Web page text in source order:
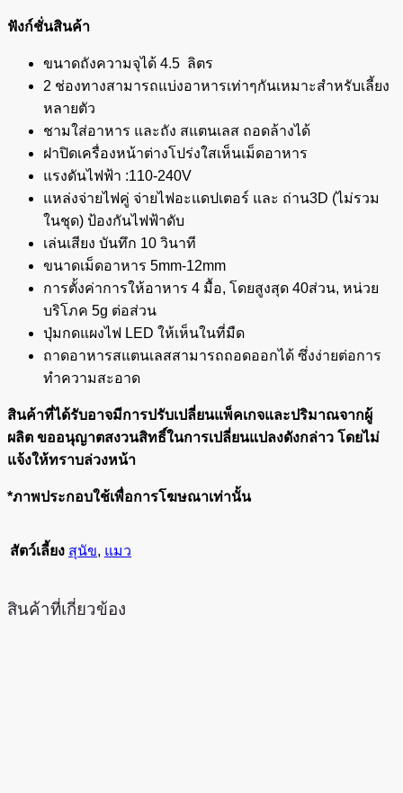
ฟังก์ชั่นสินค้า
ขนาดถังความจุได้ 4.5 ลิตร
2 ช่องทางสามารถแบ่งอาหารเท่าๆกันเหมาะสำหรับเลี้ยง
หลายตัว
ชามใส่อาหาร และถัง สแตนเลส ถอดล้างได้
ฝาปิดเครื่องหน้าต่างโปร่งใสเห็นเม็ดอาหาร
แรงดันไฟฟ้า :110-240V
แหล่งจ่ายไฟคู่ จ่ายไฟอะแดปเตอร์ และ ถ่าน3D (ไม่รวม
ในชุด) ป้องกันไฟฟ้าดับ
เล่นเสียง บันทึก 10 วินาที
ขนาดเม็ดอาหาร 5mm-12mm
การตั้งค่าการให้อาหาร 4 มื้อ, โดยสูงสุด 40ส่วน, หน่วย
บริโภค 5g ต่อส่วน
ปุ่มกดแผงไฟ LED ให้เห็นในที่มืด
ถาดอาหารสแตนเลสสามารถถอดออกได้ ซึ่งง่ายต่อการ
ทำความสะอาด
สินค้าที่ได้รับอาจมีการปรับเปลี่ยนแพ็คเกจและปริมาณจากผู้
ผลิต ขออนุญาตสงวนสิทธิ์ในการเปลี่ยนแปลงดังกล่าว โดยไม่
แจ้งให้ทราบล่วงหน้า
*ภาพประกอบใช้เพื่อการโฆษณาเท่านั้น
สัตว์เลี้ยง สุนัข, แมว
สินค้าที่เกี่ยวข้อง